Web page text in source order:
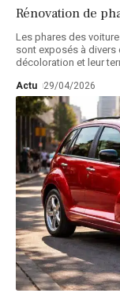
Rénovation de
Les phares des
sont exposés à
décoloration et leur
Actu 29/04/2026